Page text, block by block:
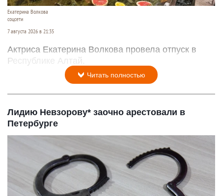
Екатерина Волкова
соцсети
7 августа 2026 в 21:35
Актриса Екатерина Волкова провела отпуск в
Республике Алтай.
Читать полностью
Лидию Невзорову* заочно арестовали в
Петербурге